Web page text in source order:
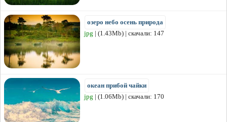
озеро небо осень природа
jpg | (1.43Mb) | скачали: 147
океан прибой чайки
jpg | (1.06Mb) | скачали: 170